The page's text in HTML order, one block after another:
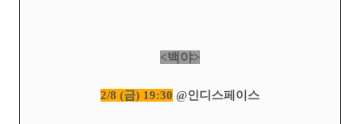
<백야>
2/8 (금) 19:30 @인디스페이스